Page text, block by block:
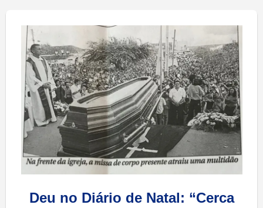
Deu no Diário de Natal: “Cerca